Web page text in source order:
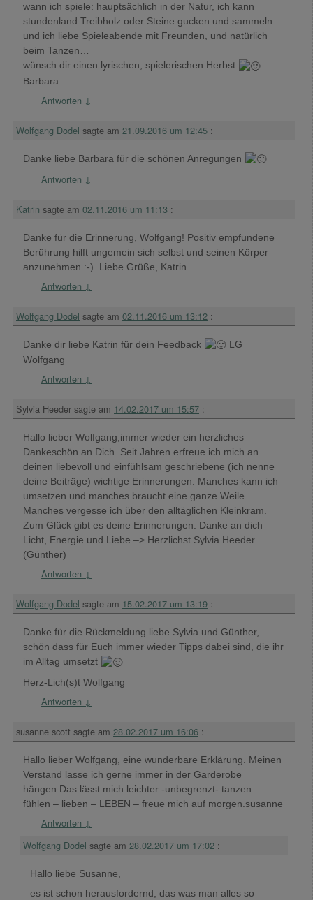
wann ich spiele: hauptsächlich in der Natur, ich kann
stundenland Treibholz oder Steine gucken und sammeln…
und ich liebe Spieleabende mit Freunden, und natürlich
beim Tanzen…
wünsch dir einen lyrischen, spielerischen Herbst
Barbara
Antworten ↓
Wolfgang Dodel sagte am 21.09.2016 um 12:45 :
Danke liebe Barbara für die schönen Anregungen
Antworten ↓
Katrin sagte am 02.11.2016 um 11:13 :
Danke für die Erinnerung, Wolfgang! Positiv empfundene
Berührung hilft ungemein sich selbst und seinen Körper
anzunehmen :-). Liebe Grüße, Katrin
Antworten ↓
Wolfgang Dodel sagte am 02.11.2016 um 13:12 :
Danke dir liebe Katrin für dein Feedback
LG
Wolfgang
Antworten ↓
Sylvia Heeder sagte am 14.02.2017 um 15:57 :
Hallo lieber Wolfgang,immer wieder ein herzliches
Dankeschön an Dich. Seit Jahren erfreue ich mich an
deinen liebevoll und einfühlsam geschriebene (ich nenne
deine Beiträge) wichtige Erinnerungen. Manches kann ich
umsetzen und manches braucht eine ganze Weile.
Manches vergesse ich über den alltäglichen Kleinkram.
Zum Glück gibt es deine Erinnerungen. Danke an dich
Licht, Energie und Liebe –> Herzlichst Sylvia Heeder
(Günther)
Antworten ↓
Wolfgang Dodel sagte am 15.02.2017 um 13:19 :
Danke für die Rückmeldung liebe Sylvia und Günther,
schön dass für Euch immer wieder Tipps dabei sind, die ihr
im Alltag umsetzt
Herz-Lich(s)t Wolfgang
Antworten ↓
susanne scott sagte am 28.02.2017 um 16:06 :
Hallo lieber Wolfgang, eine wunderbare Erklärung. Meinen
Verstand lasse ich gerne immer in der Garderobe
hängen.Das lässt mich leichter -unbegrenzt- tanzen –
fühlen – lieben – LEBEN – freue mich auf morgen.susanne
Antworten ↓
Wolfgang Dodel sagte am 28.02.2017 um 17:02 :
Hallo liebe Susanne,
es ist schon herausfordernd, das was man alles so